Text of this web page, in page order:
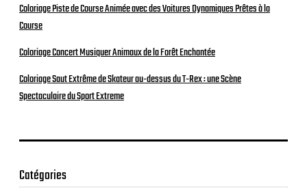
Coloriage Piste de Course Animée avec des Voitures Dynamiques Prêtes à la
Course
Coloriage Concert Musiquer Animaux de la Forêt Enchantée
Coloriage Saut Extrême de Skateur au-dessus du T-Rex : une Scène
Spectaculaire du Sport Extreme
Catégories